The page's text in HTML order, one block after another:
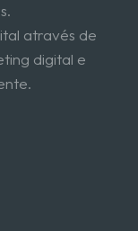
através de
digital e